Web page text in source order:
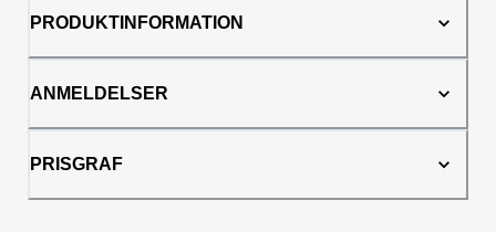
naturligt resultat. Naturlig finish: Efterlader en
egen hud, blot mere fejlfri. Komfort hele
dagen: Formlen er modstandsdygtig over for
fugt og varme, hvilket sikrer en behagelig
oplevelse hele dagen uden at falme. Dior
go-to concealer for at opnå en naturlig og
langvarig dækning, der holder hele dagen,
PRODUKTINFORMATION
ANMELDELSER
PRISGRAF